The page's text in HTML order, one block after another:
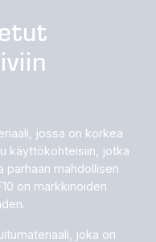
jossa on korkea
käyttökohteisiin, jotka
parhaan mahdollisen
on markkinoiden
joka on